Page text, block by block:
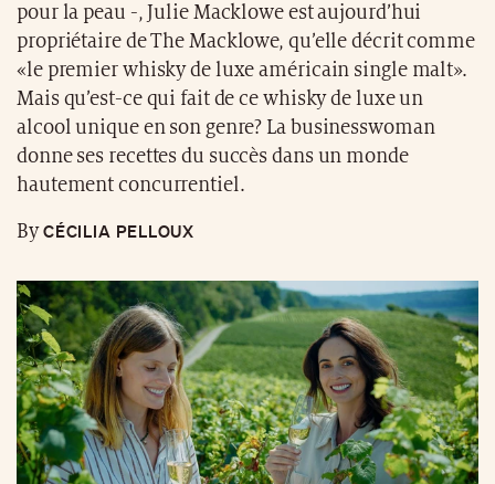
pour la peau -, Julie Macklowe est aujourd’hui
propriétaire de The Macklowe, qu’elle décrit comme
«le premier whisky de luxe américain single malt».
Mais qu’est-ce qui fait de ce whisky de luxe un
alcool unique en son genre? La businesswoman
donne ses recettes du succès dans un monde
hautement concurrentiel.
ByCÉCILIA PELLOUX